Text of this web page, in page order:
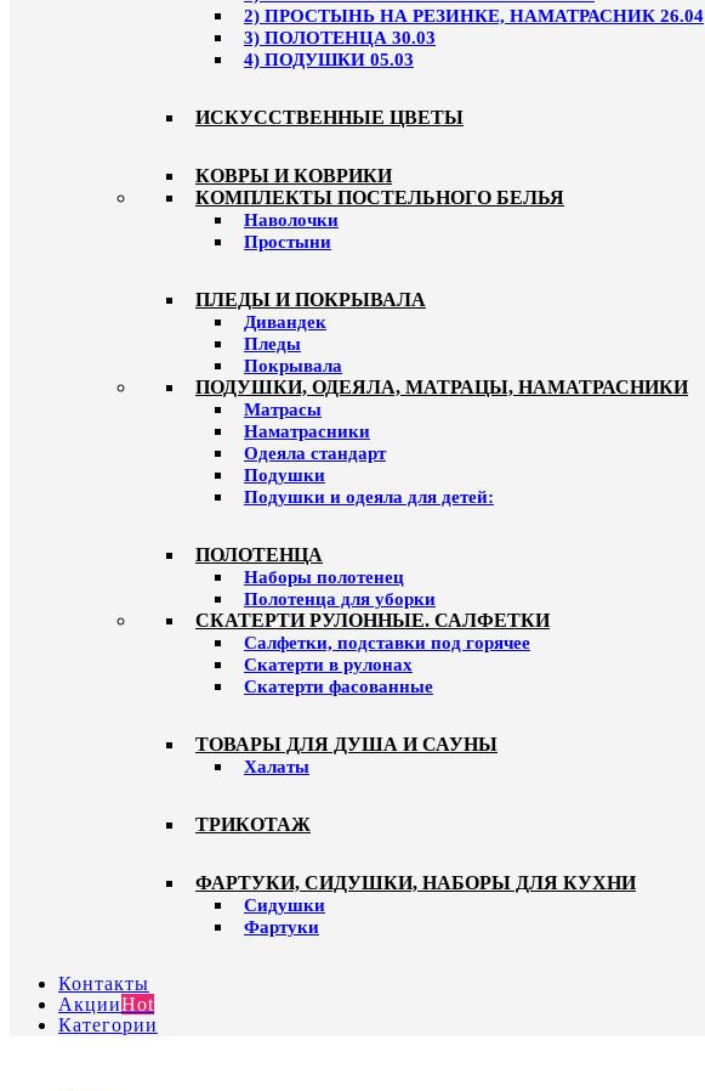
2) ПРОСТЫНЬ НА РЕЗИНКЕ, НАМАТРАСНИК 26.04
3) ПОЛОТЕНЦА 30.03
4) ПОДУШКИ 05.03
ИСКУССТВЕННЫЕ ЦВЕТЫ
КОВРЫ И КОВРИКИ
КОМПЛЕКТЫ ПОСТЕЛЬНОГО БЕЛЬЯ
Наволочки
Простыни
ПЛЕДЫ И ПОКРЫВАЛА
Дивандек
Пледы
Покрывала
ПОДУШКИ, ОДЕЯЛА, МАТРАЦЫ, НАМАТРАСНИКИ
Матрасы
Наматрасники
Одеяла стандарт
Подушки
Подушки и одеяла для детей:
ПОЛОТЕНЦА
Наборы полотенец
Полотенца для уборки
СКАТЕРТИ РУЛОННЫЕ. САЛФЕТКИ
Салфетки, подставки под горячее
Скатерти в рулонах
Скатерти фасованные
ТОВАРЫ ДЛЯ ДУША И САУНЫ
Халаты
ТРИКОТАЖ
ФАРТУКИ, СИДУШКИ, НАБОРЫ ДЛЯ КУХНИ
Сидушки
Фартуки
Контакты
АкцииHot
Категории